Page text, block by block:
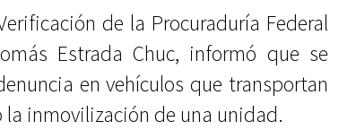
de la Procuraduría Federal
Estrada Chuc, informó que se
en vehículos que transportan
inmovilización de una unidad.